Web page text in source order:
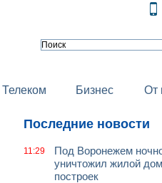
Телеком Бизнес От
Последние новости
11:29
Под Воронежем
уничтожил жилой
построек